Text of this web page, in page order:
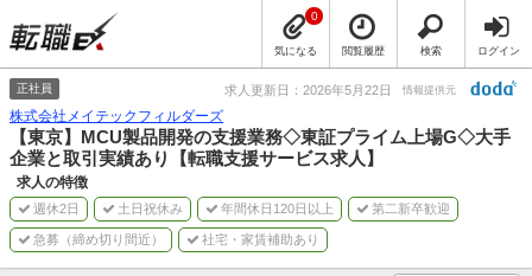
気になる
0
閲覧履歴 検索 ログイン
正社員 求人更新日：2026年5月22日 情報提供元
株式会社メイテックフィルダーズ
【東京】MCU製品開発の支援業務◇東証プライム上場G◇大手
企業と取引実績あり【転職支援サービス求人】
求人の特徴
週休2日 土日祝休み 年間休日120日以上 第二新卒歓迎
急募（締め切り間近） 社宅・家賃補助あり